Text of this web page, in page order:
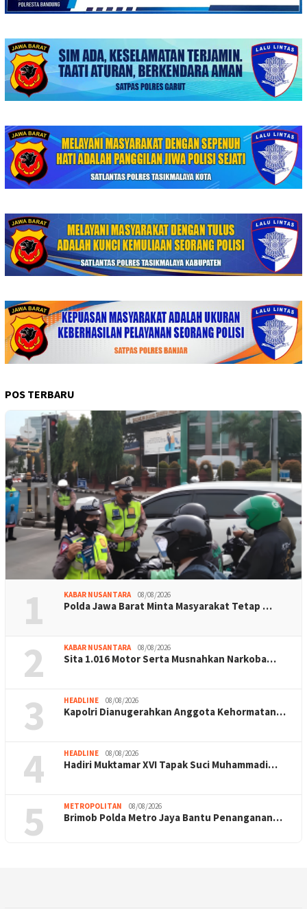
POS TERBARU
1 KABAR NUSANTARA 08/08/2026
Polda Jawa Barat Minta Masyarakat Tetap …
2 KABAR NUSANTARA 08/08/2026
Sita 1.016 Motor Serta Musnahkan Narkoba…
3 HEADLINE 08/08/2026
Kapolri Dianugerahkan Anggota Kehormatan…
4 HEADLINE 08/08/2026
Hadiri Muktamar XVI Tapak Suci Muhammadi…
5 METROPOLITAN 08/08/2026
Brimob Polda Metro Jaya Bantu Penanganan…